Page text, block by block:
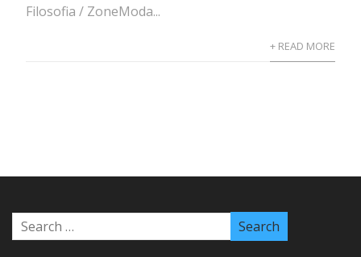
Filosofia / ZoneModa...
+ READ MORE